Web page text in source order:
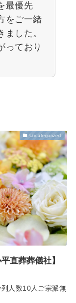
最優先
をご一緒
ました。
っており
Uncategorized
直葬葬儀社】
人数10人ご宗派無